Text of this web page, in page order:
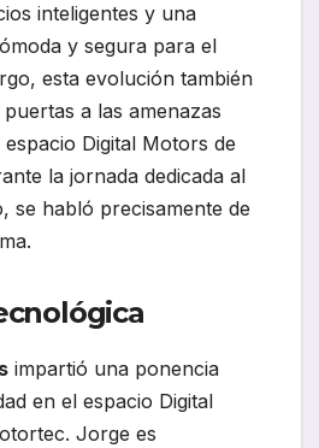
inteligentes y una
y segura para el
esta evolución también
a las amenazas
Digital Motors de
la jornada dedicada al
se habló precisamente de
impartió una ponencia
en el espacio Digital
Jorge es